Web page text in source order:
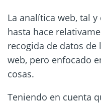
La analítica web, tal
hasta hace
recogida de datos
web, pero enfocado
cosas.
Teniendo en cuenta